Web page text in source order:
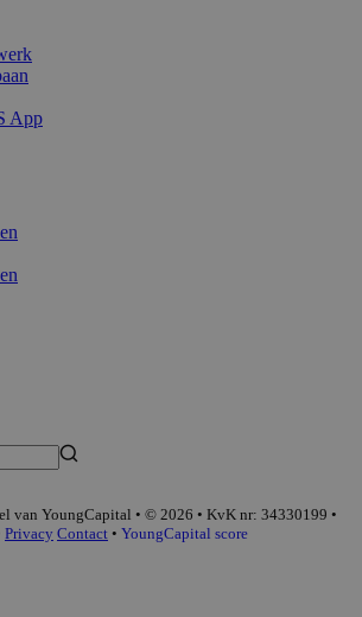
App
van YoungCapital • © 2026 • KvK nr: 34330199 •
Privacy Contact • YoungCapital score